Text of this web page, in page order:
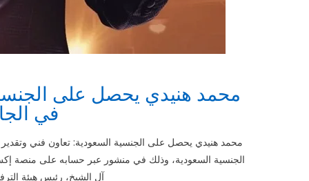
محمد هنيدي يحصل على
في
محمد هنيدي يحصل على الجنسية السعودية: تعاون فني
الجنسية السعودية، وذلك في منشور عبر حسابه على منصة إكس.
آل الشيخ، رئيس هيئة